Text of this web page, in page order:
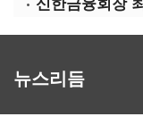
뉴스리듬